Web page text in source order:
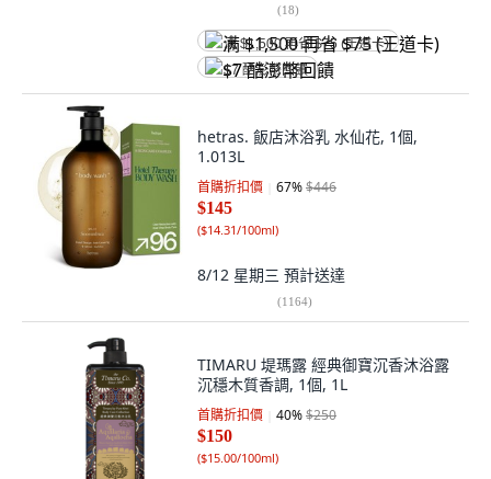
(18)
满 $1,500 再省 $75 (王道卡)
$7 酷澎幣回饋
hetras. 飯店沐浴乳 水仙花, 1個,
1.013L
首購折扣價 67%$446
$145
($14.31/100ml)
8/12 星期三 預計送達
(1164)
TIMARU 堤瑪露 經典御寶沉香沐浴露
沉穩木質香調, 1個, 1L
首購折扣價 40%$250
$150
($15.00/100ml)